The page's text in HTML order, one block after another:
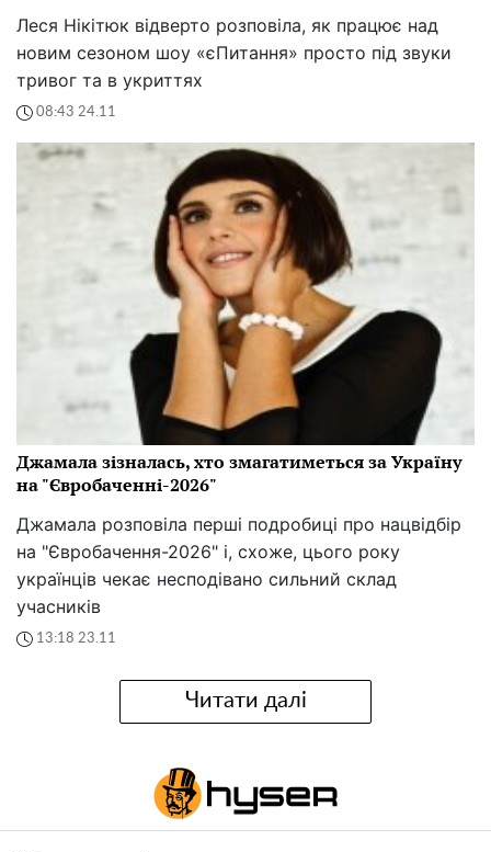
Леся Нікітюк відверто розповіла, як працює над
новим сезоном шоу «єПитання» просто під звуки
тривог та в укриттях
08:43 24.11
Джамала зізналась, хто змагатиметься за Україну
на "Євробаченні-2026"
Джамала розповіла перші подробиці про нацвідбір
на "Євробачення-2026" і, схоже, цього року
українців чекає несподівано сильний склад
учасників
13:18 23.11
Читати далі